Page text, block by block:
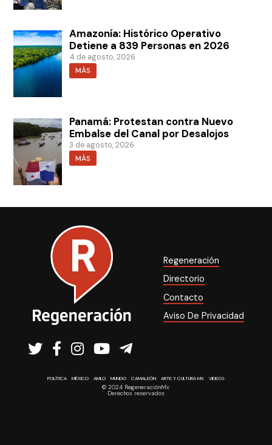
Amazonía: Histórico Operativo
Detiene a 839 Personas en 2026
4 de agosto, 2026
MÁS
Panamá: Protestan contra Nuevo
Embalse del Canal por Desalojos
3 de agosto, 2026
MÁS
Regeneración
Directorio
Contacto
Aviso De Privacidad
POLÍTICA MÉXICO AMLO MUNDO CAMALEÓN ARTE Y CULTURA MX VIDEOS
© 2024 RegeneraciónMx
Derechos reservados